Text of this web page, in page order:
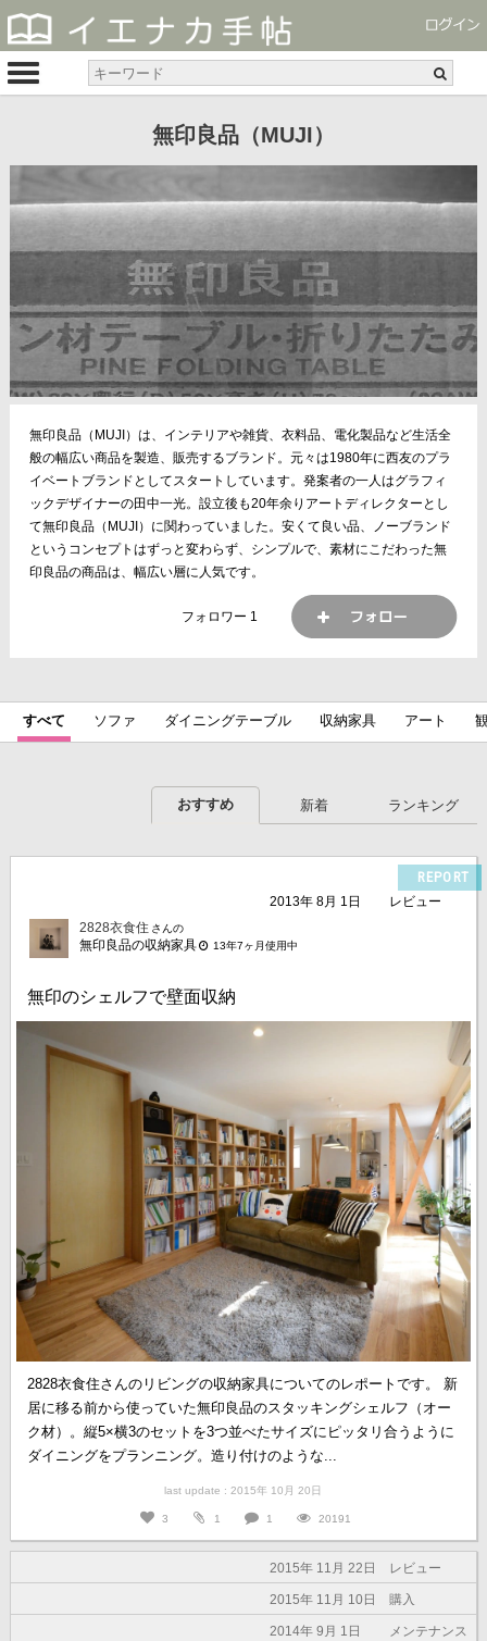
無印良品（MUJI）
無印良品（MUJI）は、インテリアや雑貨、衣料品、電化製品など生活全
般の幅広い商品を製造、販売するブランド。元々は1980年に西友のプラ
イベートブランドとしてスタートしています。発案者の一人はグラフィ
ックデザイナーの田中一光。設立後も20年余りアートディレクターとし
て無印良品（MUJI）に関わっていました。安くて良い品、ノーブランド
というコンセプトはずっと変わらず、シンプルで、素材にこだわった無
印良品の商品は、幅広い層に人気です。
フォロワー 1
すべて ソファ ダイニングテーブル 収納家具 アート
おすすめ 新着 ランキング
REPORT
2013年 8月 1日
レビュー
2828衣食住 さんの
無印良品の収納家具 13年7ヶ月使用中
無印のシェルフで壁面収納
2828衣食住さんのリビングの収納家具についてのレポートです。 新
居に移る前から使っていた無印良品のスタッキングシェルフ（オー
ク材）。縦5×横3のセットを3つ並べたサイズにピッタリ合うように
ダイニングをプランニング。造り付けのような...
last update : 2015年 10月 20日
3 1 1 20191
2015年 11月 22日 レビュー
2015年 11月 10日 購入
2014年 9月 1日 メンテナンス